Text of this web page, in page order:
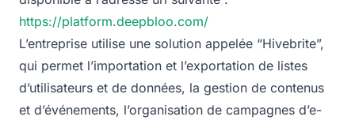
https://platform.deepbloo.com/
L’entreprise utilise une solution appelée “Hivebrite”,
qui permet l’importation et l’exportation de listes
d’utilisateurs et de données, la gestion de contenus
et d’événements, l’organisation de campagnes d’e-